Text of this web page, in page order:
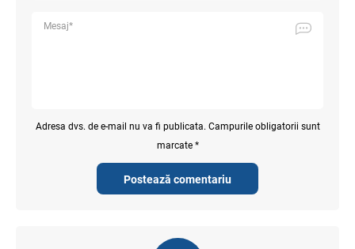
Postează comentariu
Adresa dvs. de e-mail nu va fi publicata. Campurile obligatorii sunt
marcate *